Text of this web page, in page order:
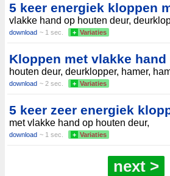
5 keer energiek kloppen
vlakke hand op houten deur,
download ~ 1 sec. + Variaties
Kloppen met vlakke hand
houten deur, deurklopper, hamer,
download ~ 2 sec. + Variaties
5 keer zeer energiek
met vlakke hand op houten deur,
download ~ 1 sec. + Variaties
next >